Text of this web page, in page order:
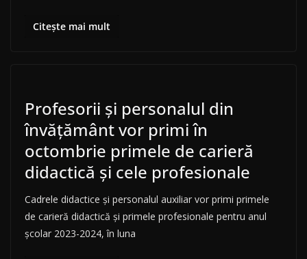
Citește mai mult
Profesorii și personalul din
învățământ vor primi în
octombrie primele de carieră
didactică și cele profesionale
Cadrele didactice și personalul auxiliar vor primi primele
de carieră didactică și primele profesionale pentru anul
școlar 2023-2024, în luna